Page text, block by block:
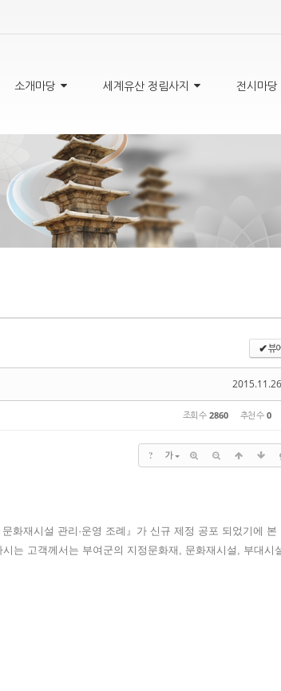
소개마당 세계유산 정림사지 전시마당
✔뷰
조회 수 2860 추천 수 0
? 가
화재시설 관리·운영 조례』가 신규 제정 공포 되었기에 본
는 고객께서는 부여군의 지정문화재, 문화재시설, 부대시